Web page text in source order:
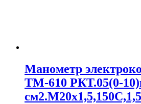
Манометр
ТМ-610 РКТ.05(0-